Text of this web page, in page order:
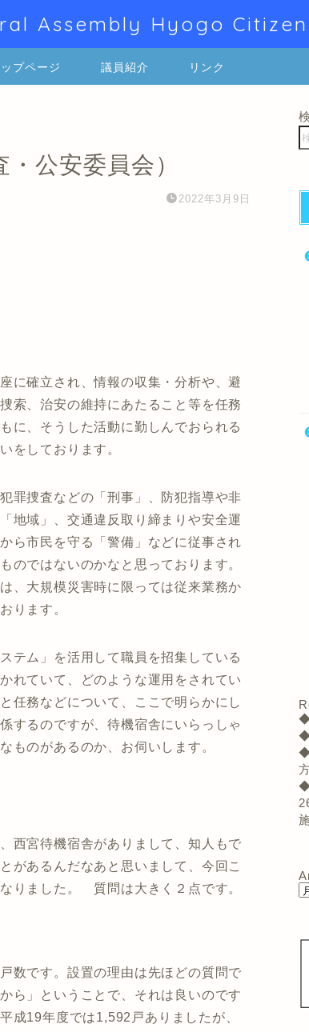
Assembly Hyogo
ップページ 議員紹介 リンク
公安委員会）
2022年3月9日
に確立され、情報の収集・分析や、避
索、治安の維持にあたること等を任務
に、そうした活動に勤しんでおられる
をしております。
罪捜査などの「刑事」、防犯指導や非
地域」、交通違反取り締まりや安全運
ら市民を守る「警備」などに従事され
のではないのかなと思っております。
、大規模災害時に限っては従来業務か
ります。
テム」を活用して職員を招集している
れていて、どのような運用をされてい
任務などについて、ここで明らかにし
するのですが、待機宿舎にいらっしゃ
ものがあるのか、お伺いします。
西宮待機宿舎がありまして、知人もで
があるんだなあと思いまして、今回こ
りました。 質問は大きく２点です。
数です。設置の理由は先ほどの質問で
ら」ということで、それは良いのです
成19年度では1,592戸ありましたが、